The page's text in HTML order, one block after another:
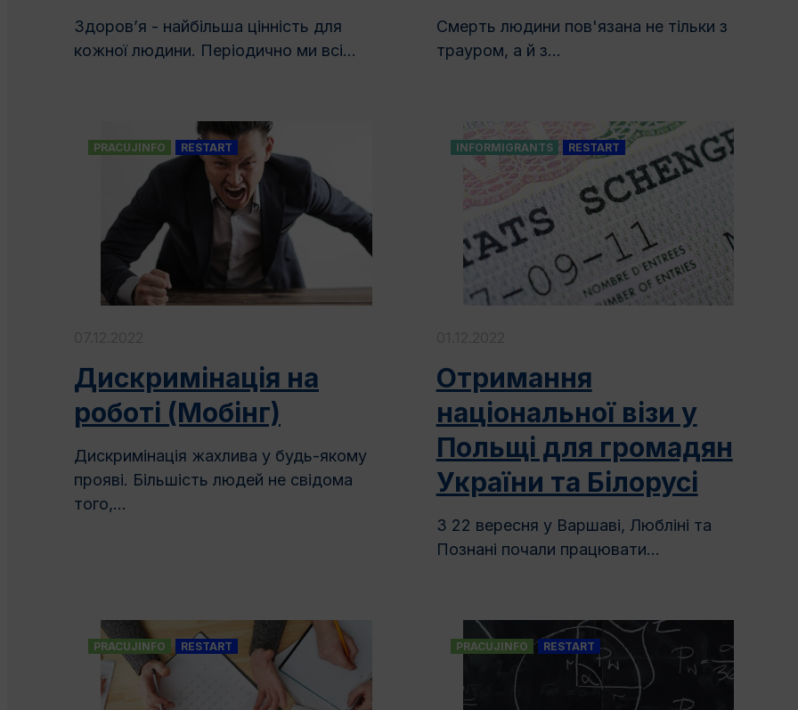
Здоров’я - найбільша цінність для
кожної людини. Періодично ми всі...
Смерть людини пов'язана не тільки з
трауром, а й з...
PRACUJINFO RESTART
Дискримінація на
роботі (Мобінг)
Дискримінація жахлива у будь-якому
прояві. Більшість людей не свідома
того,...
INFORMIGRANTS RESTART
Отримання
національної візи у
Польщі для громадян
України та Білорусі
З 22 вересня у Варшаві, Любліні та
Познані почали працювати...
PRACUJINFO RESTART PRACUJINFO RESTART